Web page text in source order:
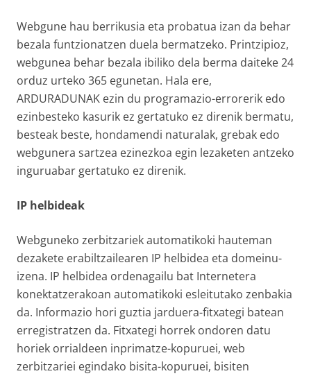
Webgune hau berrikusia eta probatua izan da behar
bezala funtzionatzen duela bermatzeko. Printzipioz,
webgunea behar bezala ibiliko dela berma daiteke 24
orduz urteko 365 egunetan. Hala ere,
ARDURADUNAK ezin du programazio-errorerik edo
ezinbesteko kasurik ez gertatuko ez direnik bermatu,
besteak beste, hondamendi naturalak, grebak edo
webgunera sartzea ezinezkoa egin lezaketen antzeko
inguruabar gertatuko ez direnik.
IP helbideak
Webguneko zerbitzariek automatikoki hauteman
dezakete erabiltzailearen IP helbidea eta domeinu-
izena. IP helbidea ordenagailu bat Internetera
konektatzerakoan automatikoki esleitutako zenbakia
da. Informazio hori guztia jarduera-fitxategi batean
erregistratzen da. Fitxategi horrek ondoren datu
horiek orrialdeen inprimatze-kopuruei, web
zerbitzariei egindako bisita-kopuruei, bisiten